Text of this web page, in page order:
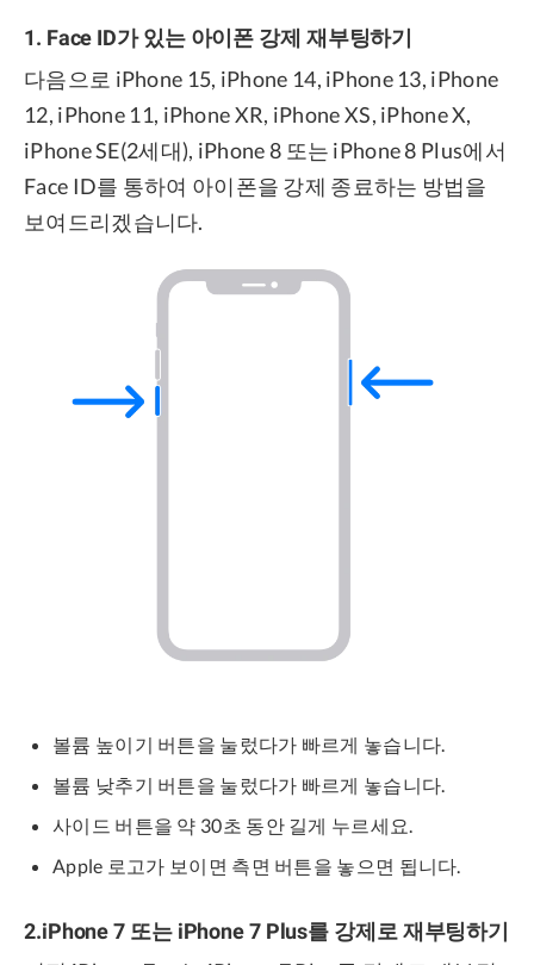
1. Face ID가 있는 아이폰 강제 재부팅하기
다음으로 iPhone 15, iPhone 14, iPhone 13, iPhone
12, iPhone 11, iPhone XR, iPhone XS, iPhone X,
iPhone SE(2세대), iPhone 8 또는 iPhone 8 Plus에서
Face ID를 통하여 아이폰을 강제 종료하는 방법을
보여드리겠습니다.
볼륨 높이기 버튼을 눌렀다가 빠르게 놓습니다.
볼륨 낮추기 버튼을 눌렀다가 빠르게 놓습니다.
사이드 버튼을 약 30초 동안 길게 누르세요.
Apple 로고가 보이면 측면 버튼을 놓으면 됩니다.
2.iPhone 7 또는 iPhone 7 Plus를 강제로 재부팅하기